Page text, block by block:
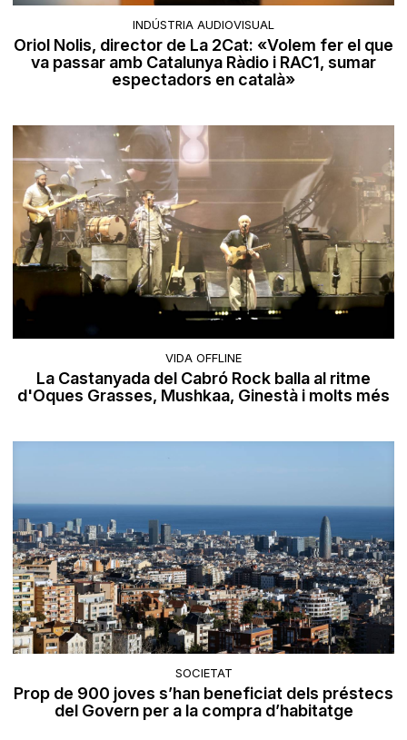
INDÚSTRIA AUDIOVISUAL
Oriol Nolis, director de La 2Cat: «Volem fer el que
va passar amb Catalunya Ràdio i RAC1, sumar
espectadors en català»
VIDA OFFLINE
La Castanyada del Cabró Rock balla al ritme
d'Oques Grasses, Mushkaa, Ginestà i molts més
SOCIETAT
Prop de 900 joves s’han beneficiat dels préstecs
del Govern per a la compra d’habitatge